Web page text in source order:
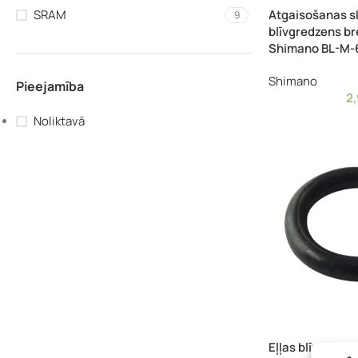
SRAM 9
Pieejamība
Noliktavā
Atgaisošanas
blīvgredzens
Shimano BL-
Shimano
Eļļas blīvējums